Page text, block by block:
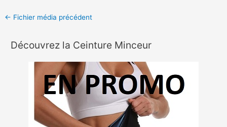
← Fichier média précédent
Découvrez la Ceinture Minceur